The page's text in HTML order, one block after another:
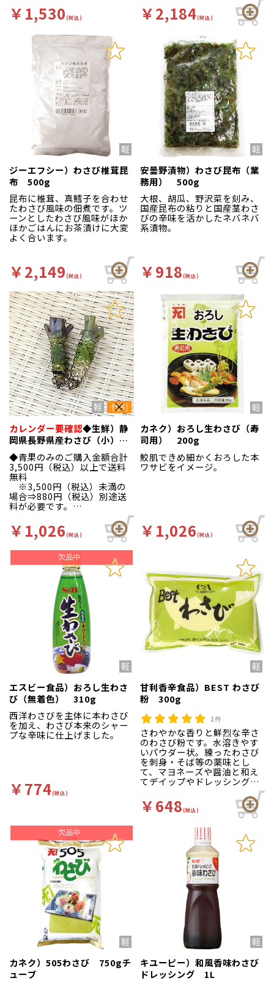
￥1,530(税込) ￥2,184(税込)
ジーエフシー）わさび椎茸昆
布 500g
昆布に椎茸、真鱈子を合わせ
たわさび風味の佃煮です。ツ
ーンとしたわさび風味がほか
ほかごはんにお茶漬けに大変
よく合います。
￥2,149(税込)
安曇野漬物）わさび昆布（業
務用） 500g
大根、胡瓜、野沢菜を刻み、
国産昆布の粘りと国産茎わさ
びの辛味を活かしたネバネバ
系漬物。
￥918(税込)
カレンダー要確認◆生鮮）静
岡県長野県産わさび（小）１
本（約４０ｇ
◆青果のみのご購入金額合計
3,500円（税込）以上で送料
無料
※3,500円（税込）未満の
場合⇒880円（税込）別途送
料が必要です。
締め時間は10時30分
です。
※市場休場日、また
は弊社休業日のご注文
は、最短お届け可能日
へ変更いたします。(連
休の場合は更にお日に
ちかかります。)
お届け日一覧カレンダ
より納品日を必ずご
確認ください。
※メーカーからの直送
の為、他温度帯との合
算には含まれません。
ご注意ください。
※ご注文後、お客様か
らのお届け日の変更に
はお応えできません。
※品質保持の為、翌日
配送エリアのお客様の
みの販売とさせて頂き
ます。
※ご注文後のキャンセ
ルはお受けできません
￥1,026(税込)
カネク）おろし生わさび（寿
司用） 200g
鮫肌できめ細かくおろした本
ワサビをイメージ。
￥1,026(税込)
エスビー食品）おろし生わさ
び（無着色） 310g
西洋わさびを主体に本わさび
を加え、わさび本来のシャー
プな辛味に仕上げました。
￥774(税込)
甘利香辛食品）BEST わさび
粉 300g
1件
さわやかな香りと鮮烈な辛さ
のわさび粉です。水溶きやす
いパウダー状。練ったわさび
を刺身・そば等の薬味とし
て、マヨネーズや醤油と和え
てデイップやドレッシング、
い。
￥648(税込)
カネク）505わさび 750gチ
ューブ
キユーピー）和風香味わさび
ドレッシング 1L